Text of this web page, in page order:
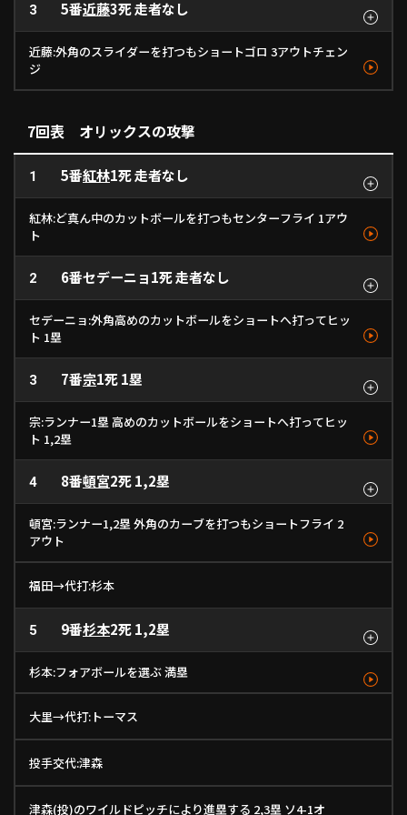
1 144km/h ストレート
2 135km/h フォーク
3 - km/h フォーク
3 5番近藤3死 走者なし
近藤:外角のスライダーを打つもショートゴロ 3アウトチェン
ジ
7回表 オリックスの攻撃
1 5番紅林1死 走者なし
紅林:ど真ん中のカットボールを打つもセンターフライ 1アウ
ト
1 - km/h カットボール
2 6番セデーニョ1死 走者なし
セデーニョ:外角高めのカットボールをショートへ打ってヒッ
ト 1塁
1 - km/h
2 137km/h
3 - km/h
3 7番宗1死 1塁
宗:ランナー1塁 高めのカットボールをショートへ打ってヒッ
ト 1,2塁
1 137km/h フォーク
2 - km/h カットボール
4 8番頓宮2死 1,2塁
頓宮:ランナー1,2塁 外角のカーブを打つもショートフライ 2
アウト
1 121km/h
2 139km/h
3 - km/h
福田→代打:杉本
5 9番杉本2死 1,2塁
杉本:フォアボールを選ぶ 満塁
1 137km/h
2 137km/h
3 138km/h
4 140km/h
5 126km/h
6 138km/h
大里→代打:トーマス
投手交代:津森
津森(投)のワイルドピッチにより進塁する 2,3塁 ソ4-1オ